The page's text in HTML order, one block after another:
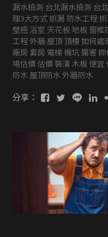
漏水檢測 台北漏水檢測 台
理3大方式 抓漏 防水工程
壁癌 浴室 天花板 地板 窗
工程 外牆 屋頂 頂樓 如何處
廠房 套房 電梯 機坑 厲害
場估價 估價 裝潢 木板 便
防水 屋頂防水 外牆防水
分享：